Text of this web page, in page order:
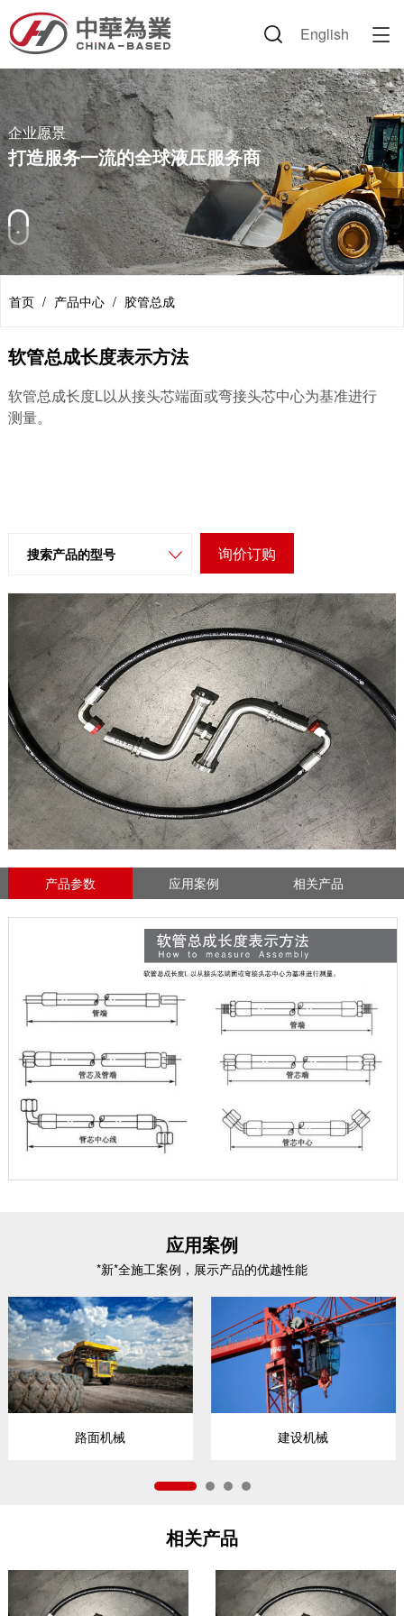

English
企业信息
企业愿景
企业文化
董事长致辞
荣誉证书
专利证书
产品中心
液压胶管
胶管总成
接头套筒
附件类产品
丹佛斯产品
解决方案
技术论坛
路面机械
建设机械
环保设备
交通运输
矿业设备
特种设备
新闻资讯
公司新闻
行业动态
公司掠影
视频中心
节日祝福
人力资源
公司环境
岗位招聘
简历投递
联系我们
联系方式
企业愿景
打造服务一流的全球液压服务商
首页 / 产品中心 / 胶管总成
软管总成长度表示方法
软管总成长度L以从接头芯端面或弯接头芯中心为基准进行
测量。
搜索产品的型号 询价订购
产品参数 应用案例 相关产品
应用案例
*新*全施工案例，展示产品的优越性能
路面机械 建设机械
相关产品